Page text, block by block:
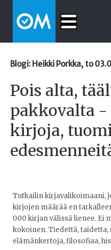
Blogi: Heikki Porkka, to
Pois alta,
pakkovalta
kirjoja,
Tutkailin kirjavalikoimaani,
kirjojen määrää en
000 kirjan välissä lienee. Ei
kokoinen. Tiedettä,
elämänkertoja, filosofiaa,